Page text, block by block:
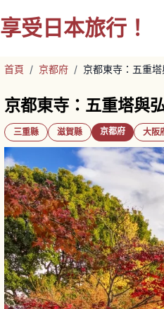
享受 日本旅行！
首頁 / 京都府 / 京都東寺：五重
京都東寺：五重塔與
三重縣 滋賀縣 京都府 大阪